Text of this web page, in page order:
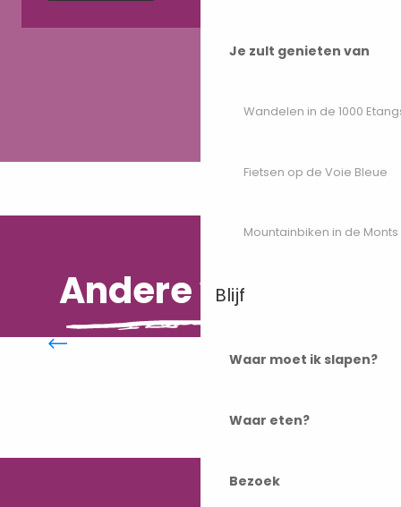
Je zult genieten van
Wandelen in de 1000
Fietsen op de Voie Bleue
Mountainbiken in de Monts
Blijf
Waar moet ik slapen?
Waar eten?
Bezoek
Andere wensen
Stadswandelingen